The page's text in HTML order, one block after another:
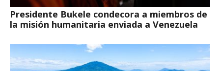
Presidente Bukele condecora a miembros de
la misión humanitaria enviada a Venezuela